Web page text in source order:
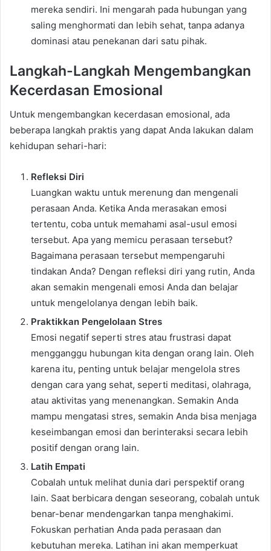
mereka sendiri. Ini mengarah pada hubungan yang
saling menghormati dan lebih sehat, tanpa adanya
dominasi atau penekanan dari satu pihak.
Langkah-Langkah Mengembangkan
Kecerdasan Emosional
Untuk mengembangkan kecerdasan emosional, ada
beberapa langkah praktis yang dapat Anda lakukan dalam
kehidupan sehari-hari:
Refleksi Diri
Luangkan waktu untuk merenung dan mengenali
perasaan Anda. Ketika Anda merasakan emosi
tertentu, coba untuk memahami asal-usul emosi
tersebut. Apa yang memicu perasaan tersebut?
Bagaimana perasaan tersebut mempengaruhi
tindakan Anda? Dengan refleksi diri yang rutin, Anda
akan semakin mengenali emosi Anda dan belajar
untuk mengelolanya dengan lebih baik.
Praktikkan Pengelolaan Stres
Emosi negatif seperti stres atau frustrasi dapat
mengganggu hubungan kita dengan orang lain. Oleh
karena itu, penting untuk belajar mengelola stres
dengan cara yang sehat, seperti meditasi, olahraga,
atau aktivitas yang menenangkan. Semakin Anda
mampu mengatasi stres, semakin Anda bisa menjaga
keseimbangan emosi dan berinteraksi secara lebih
positif dengan orang lain.
Latih Empati
Cobalah untuk melihat dunia dari perspektif orang
lain. Saat berbicara dengan seseorang, cobalah untuk
benar-benar mendengarkan tanpa menghakimi.
Fokuskan perhatian Anda pada perasaan dan
kebutuhan mereka. Latihan ini akan memperkuat